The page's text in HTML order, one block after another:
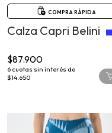
COMPRA RÁPIDA
Calza Capri Belini
$87.900
6 cuotas sin interés de
$14.650